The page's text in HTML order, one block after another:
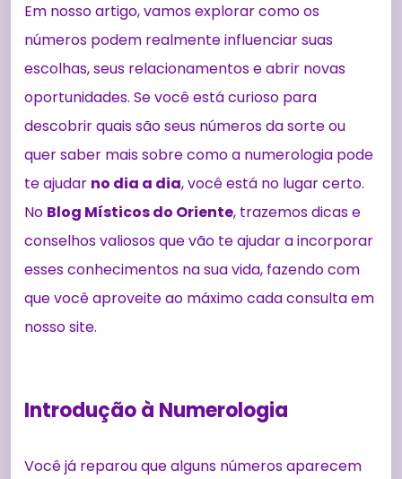
Em nosso artigo, vamos explorar como os
números podem realmente influenciar suas
escolhas, seus relacionamentos e abrir novas
oportunidades. Se você está curioso para
descobrir quais são seus números da sorte ou
quer saber mais sobre como a numerologia pode
te ajudar no dia a dia, você está no lugar certo.
No Blog Místicos do Oriente, trazemos dicas e
conselhos valiosos que vão te ajudar a incorporar
esses conhecimentos na sua vida, fazendo com
que você aproveite ao máximo cada consulta em
nosso site.
Introdução à Numerologia
Você já reparou que alguns números aparecem